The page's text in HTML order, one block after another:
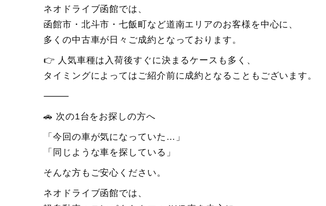
ネオドライブ函館では、
函館市・北斗市・七飯町など道南エリアのお客様を中心に、
多くの中古車が日々ご成約となっております。
👉 人気車種は入荷後すぐに決まるケースも多く、
タイミングによってはご紹介前に成約となることもございます。
⸻
🚗 次の1台をお探しの方へ
「今回の車が気になっていた…」
「同じような車を探している」
そんな方もご安心ください。
ネオドライブ函館では、